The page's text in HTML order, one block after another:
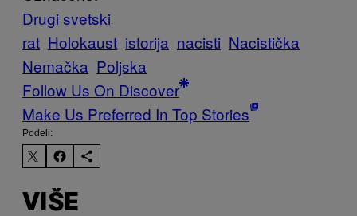
Drugi svetski
rat Holokaust istorija nacisti Nacistička
Nemačka Poljska
Follow Us On Discover
Make Us Preferred In Top Stories
Podeli:
VIŠE